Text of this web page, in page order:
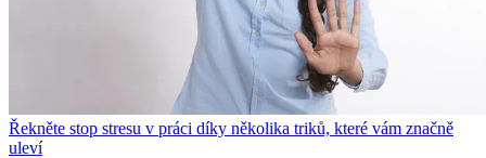
Řekněte stop stresu v práci díky několika triků, které vám značně
uleví